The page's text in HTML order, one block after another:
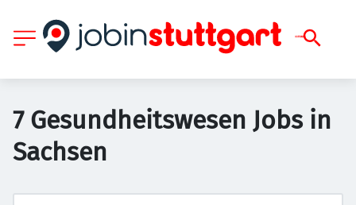
7 Gesundheitswesen Jobs in
Sachsen